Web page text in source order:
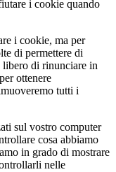
i cookie quando
i cookie, ma per
di permettere di
libero di rinunciare in
ottenere
tutti i
sul vostro computer
cosa abbiamo
in grado di mostrare
nelle